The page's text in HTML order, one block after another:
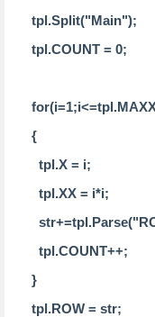
tpl.Split("Main");
tpl.COUNT = 0;
{
tpl.X = i;
tpl.XX = i*i;
tpl.COUNT++;
}
tpl.ROW = str;